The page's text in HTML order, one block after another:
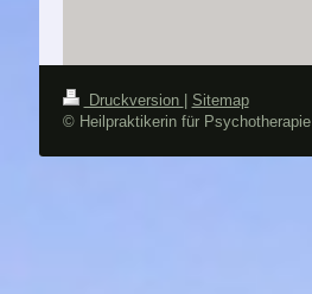
Druckversion
Sitemap
© Heilpraktikerin für Psychotherapie